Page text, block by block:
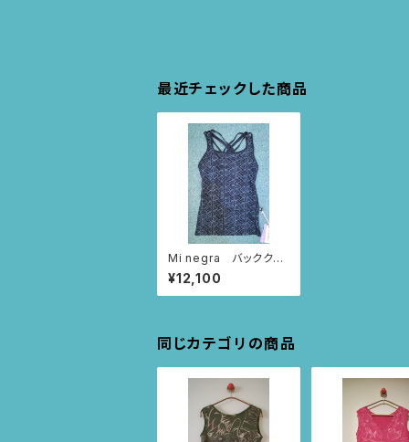
最近チェックした商品
Mi negra バッククロ
スタンクトップ(ブラック/
ならんだハート柄)
¥12,100
同じカテゴリの商品